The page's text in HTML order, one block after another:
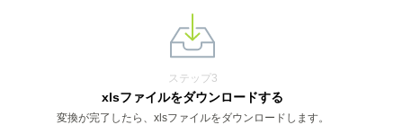
ステップ3
xlsファイルをダウンロードする
変換が完了したら、xlsファイルをダウンロードします。